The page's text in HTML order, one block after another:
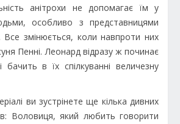
анітрохи не допомагає їм у
особливо з представницями
Все змінюється, коли навпроти них
Пенні. Леонард відразу ж починає
бачить в їх спілкуванні величезну
ви зустрінете ще кілька дивних
Воловиця, який любить говорити